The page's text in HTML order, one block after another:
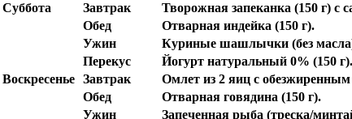
Суббота
Завтрак
Творожная запеканка (150 г) с
Обед
Отварная индейка (150 г).
Ужин
Куриные шашлычки (без масла)
Перекус
Йогурт натуральный 0% (150 г).
Воскресенье Завтрак
Омлет из 2 яиц с обезжиренным
Обед
Отварная говядина (150 г).
Ужин
Запеченная рыба (треска/